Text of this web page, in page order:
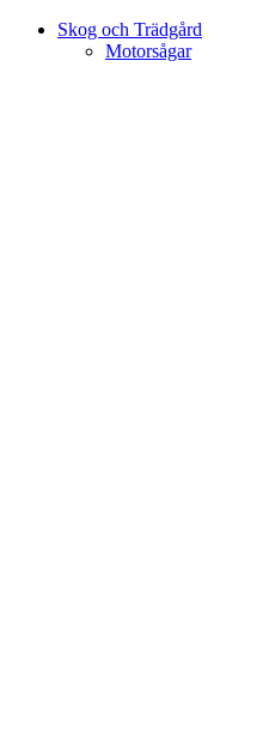
Skog och Trädgård
Motorsågar